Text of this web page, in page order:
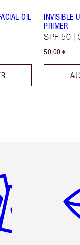
OIL
INVISIBLE
PRIMER
SPF 50 |
50,00 €